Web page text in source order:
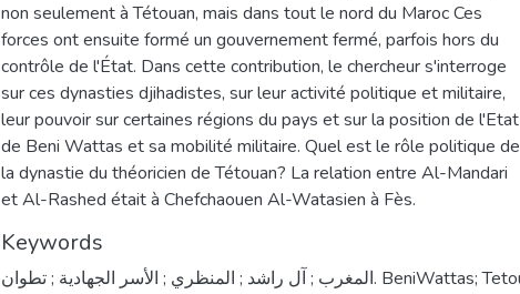
non seulement à Tétouan, mais dans tout le nord du Maroc Ces
forces ont ensuite formé un gouvernement fermé, parfois hors du
contrôle de l'État. Dans cette contribution, le chercheur s'interroge
sur ces dynasties djihadistes, sur leur activité politique et militaire,
leur pouvoir sur certaines régions du pays et sur la position de l'Etat
de Beni Wattas et sa mobilité militaire. Quel est le rôle politique de
la dynastie du théoricien de Tétouan? La relation entre Al-Mandari
et Al-Rashed était à Chefchaouen Al-Watasien à Fès.
Keywords
المغرب ; آل راشد ; المنظري ; الأسر الجهادية ; تطوان. BeniWattas; Tetouan; Jihadi